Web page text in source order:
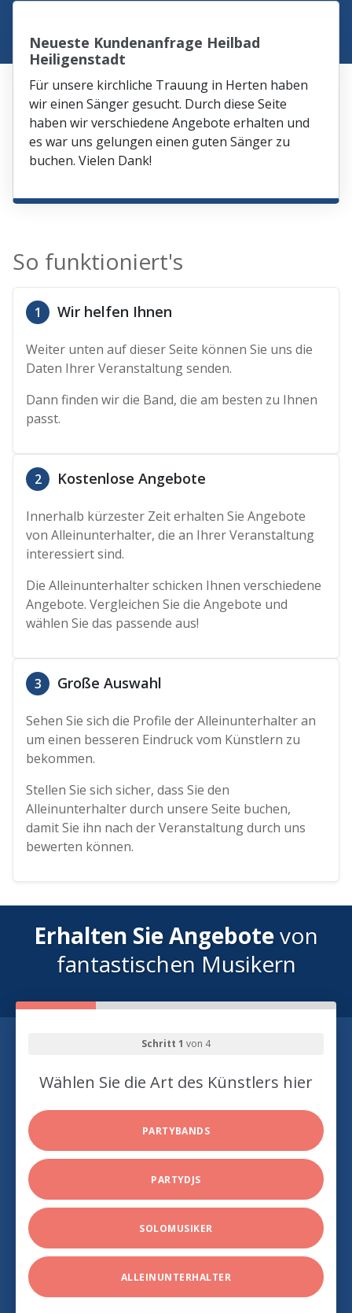
Neueste Kundenanfrage Heilbad
Heiligenstadt
Für unsere kirchliche Trauung in Herten haben
wir einen Sänger gesucht. Durch diese Seite
haben wir verschiedene Angebote erhalten und
es war uns gelungen einen guten Sänger zu
buchen. Vielen Dank!
So funktioniert's
1 Wir helfen Ihnen
Weiter unten auf dieser Seite können Sie uns die
Daten Ihrer Veranstaltung senden.
Dann finden wir die Band, die am besten zu Ihnen
passt.
2 Kostenlose Angebote
Innerhalb kürzester Zeit erhalten Sie Angebote
von Alleinunterhalter, die an Ihrer Veranstaltung
interessiert sind.
Die Alleinunterhalter schicken Ihnen verschiedene
Angebote. Vergleichen Sie die Angebote und
wählen Sie das passende aus!
3 Große Auswahl
Sehen Sie sich die Profile der Alleinunterhalter an
um einen besseren Eindruck vom Künstlern zu
bekommen.
Stellen Sie sich sicher, dass Sie den
Alleinunterhalter durch unsere Seite buchen,
damit Sie ihn nach der Veranstaltung durch uns
bewerten können.
Erhalten Sie Angebotevon
fantastischen Musikern
Schritt 1 von 4
Wählen Sie die Art des Künstlers hier
PARTYBANDS
PARTYDJS
SOLOMUSIKER
ALLEINUNTERHALTER